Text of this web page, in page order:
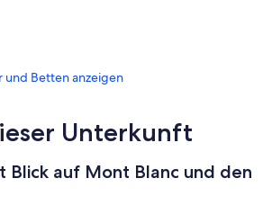
und Betten anzeigen
Unterkunft
Blick auf Mont Blanc und den